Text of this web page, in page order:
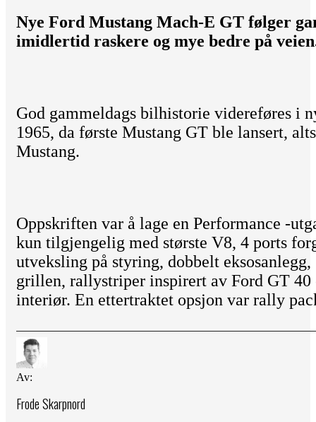
Nye Ford Mustang Mach-E GT følger
imidlertid raskere og mye bedre på
God gammeldags bilhistorie videreføres i
1965, da første Mustang GT ble lansert,
Mustang.
Oppskriften var å lage en Performance -
kun tilgjengelig med største V8, 4 ports
utveksling på styring, dobbelt
grillen, rallystriper inspirert av Ford GT
interiør. En ettertraktet opsjon var rally
Av:
Frode Skarpnord